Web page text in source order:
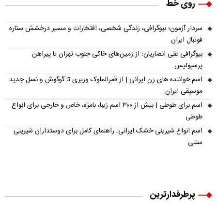
روی خط
سردار آزمون؛ بیوگرافی، زندگی شخصی، افتخارات و مسیر درخشش ستاره
فوتبال ایران
بیوگرافی علی انصاریان؛ از زمین‌های خاکی جنوب تهران تا پیراهن
پرسپولیس
اسم خواننده های زن ایرانی | از قمرالملوک وزیری تا گوگوش و نسل جدید
موسیقی ایران
اسم برای طوطی | بیش از ۳۰۰ اسم زیبا، بامزه، خاص و خارجی برای انواع
طوطی
اسم انواع شیرینی خشک ایرانی: راهنمای کامل برای دوستداران شیرینی
سنتی
پرطرفدارترین